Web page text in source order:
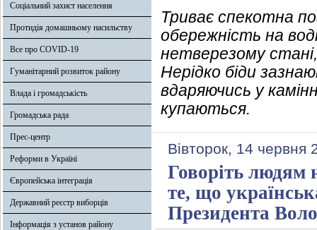
Соціальний захист населення
Протидія домашньому насильству
Все про COVID-19
Гуманітарний розвиток району
Влада і громадськість
Громадська рада
Прес-центр
Реформи в Україні
Європейська інтеграція
Державний реєстр виборців
Інформація з установ району
Триває спекотна
обережність на
нетверезому
Нерідко біди
вдаряючись у
купаються.
Вівторок, 14 червня
Говоріть людям
те, що
Президента